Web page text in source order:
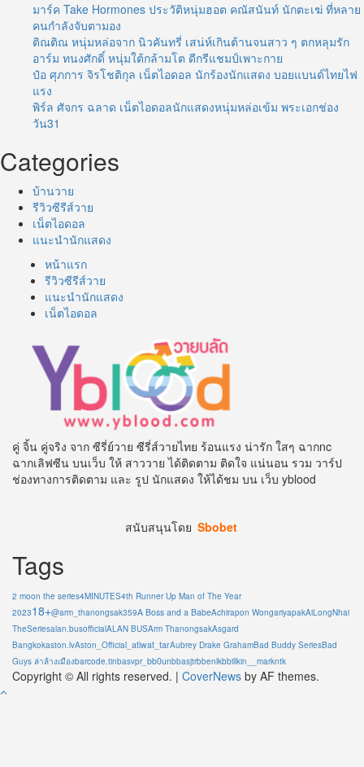
มาร์ค Take Hormones ประวัติหนุ่มฮอต คณัสนันท์ นักตะเฆ่ ที่หลาย
คนกำลังจับตามอง
ติณติณ หนุ่มหล่อจาก นิวคันทรี่ เสน่ห์เกินต้านจนสาว ๆ ตกหลุมรัก
อาร์ม ทนงศักดิ์ หนุ่มใต้กล้ามโต ดีกรีแชมป์เพาะกาย
ป๋อ ศุภการ จิรโชติกุล เน็ตไอดอล นักร้องนักแสดง บอยแบนด์ไทยไฟ
แรง
พิร์ล ศัจกร ฉลาด เน็ตไอดอลนักแสดงหนุ่มหล่อเข้ม พระเอกช่อง
วัน31
Categories
บ้านวาย
รีวิวซีรีส์วาย
เน็ตไอดอล
แนะนำนักแสดง
หน้าแรก
รีวิวซีรีส์วาย
แนะนำนักแสดง
เน็ตไอดอล
คู่ จิ้น คู่จริง จาก ซีรี่ย์วาย ซีรี่ส์วายไทย ร้อนแรง น่ารัก ใสๆ ฉากnc
ฉากเลิฟซีน บนเว็บ ให้ สาววาย ได้ติดตาม ติดใจ แน่นอน รวม วาร์ป
ช่องทางการติดตาม และ รูป นักแสดง ให้ได้ชม บน เว็บ yblood
สนับสนุนโดย Sbobet
Tags
2 moon the series4MINUTES4th Runner Up Man of The Year
202318+@arm_thanongsak359A Boss and a BabeAchirapon WongariyapakAiLongNhai
TheSeriesalan.busofficialALAN BUSArm ThanongsakAsgard
Bangkokaston.lvAston_Official_ atiwat_tarAubrey Drake GrahamBad Buddy SeriesBad
Guys ล่าล้างเมืองbarcode.tinbasvpr_ bb0unbbasjtrbbenlkbbillkin __markntk
Copyright © All rights reserved. | CoverNews by AF themes.